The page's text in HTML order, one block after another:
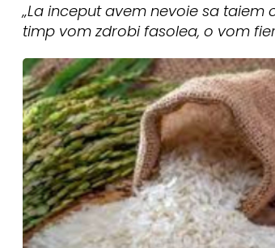
„La inceput avem nevoie sa
timp vom zdrobi fasolea, o vom